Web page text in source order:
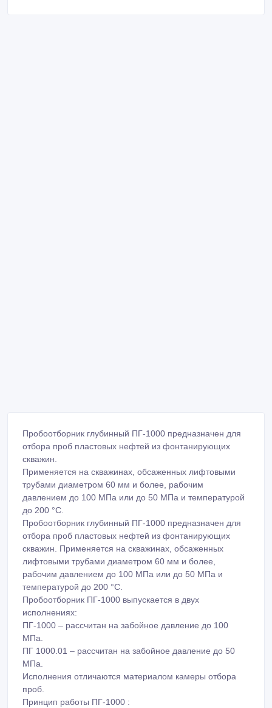
Пробоотборник глубинный ПГ-1000 предназначен для
отбора проб пластовых нефтей из фонтанирующих
скважин.
Применяется на скважинах, обсаженных лифтовыми
трубами диаметром 60 мм и более, рабочим
давлением до 100 МПа или до 50 МПа и температурой
до 200 °С.
Пробоотборник глубинный ПГ-1000 предназначен для
отбора проб пластовых нефтей из фонтанирующих
скважин. Применяется на скважинах, обсаженных
лифтовыми трубами диаметром 60 мм и более,
рабочим давлением до 100 МПа или до 50 МПа и
температурой до 200 °С.
Пробоотборник ПГ-1000 выпускается в двух
исполнениях:
ПГ-1000 – рассчитан на забойное давление до 100
МПа.
ПГ 1000.01 – рассчитан на забойное давление до 50
МПа.
Исполнения отличаются материалом камеры отбора
проб.
Принцип работы ПГ-1000 :